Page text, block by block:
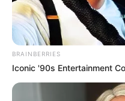
BRAINBERRIES
Iconic '90s Entertainment